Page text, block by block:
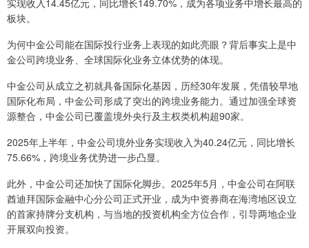
实现收入14.45亿元，同比增长149.70%，成为各项业务中增长最高的
板块。
为何中金公司能在国际投行业务上表现的如此亮眼？背后事实上是中
金公司跨境业务、全球国际化业务立体优势的体现。
中金公司从成立之初就具备国际化基因，历经30年发展，凭借较早地
国际化布局，中金公司形成了突出的跨境业务能力。通过加强全球资
源整合，中金公司已覆盖境外央行及主权类机构超90家。
2025年上半年，中金公司境外业务实现收入为40.24亿元，同比增长
75.66%，跨境业务优势进一步凸显。
此外，中金公司还加快了国际化脚步。2025年5月，中金公司在阿联
酋迪拜国际金融中心分公司正式开业，成为中资券商在海湾地区设立
的首家持牌分支机构，与当地的投资机构全方位合作，引导两地企业
开展双向投资。